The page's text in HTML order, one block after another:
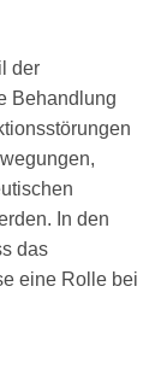
der
Behandlung
In den
das
eine Rolle bei